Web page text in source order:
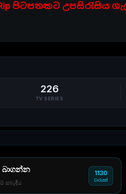
පිටපතකට උපසිරැසිය
226
TV SERIES
බාගන්න
සබැඳිය
1130
වාරයක්